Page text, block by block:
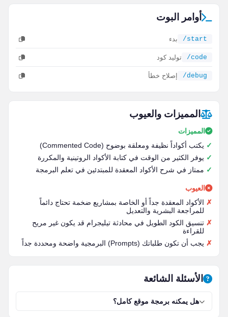
أوامر البوت
/start بدء
/code توليد كود
/debug إصلاح خطأ
المميزات والعيوب
المميزات
يكتب أكواداً نظيفة ومعلقة بوضوح (Commented Code)
يوفر الكثير من الوقت في كتابة الأكواد الروتينية والمكررة
ممتاز في شرح الأكواد المعقدة للمبتدئين في تعلم البرمجة
العيوب
الأكواد المعقدة جداً أو الخاصة بمشاريع ضخمة تحتاج دائماً
للمراجعة البشرية والتعديل
تنسيق الكود الطويل في محادثة تيليجرام قد يكون غير مريح
للقراءة
يجب أن تكون طلباتك (Prompts) البرمجية واضحة ومحددة جداً
الأسئلة الشائعة
هل يمكنه برمجة موقع كامل؟